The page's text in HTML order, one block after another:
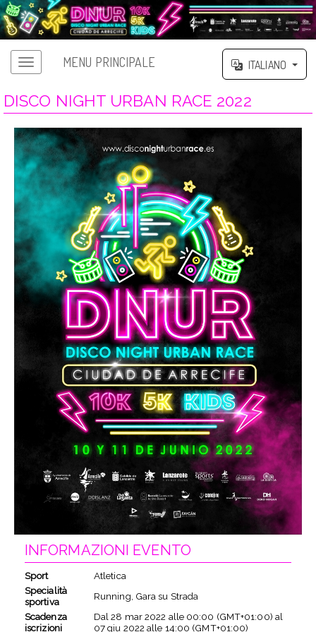
MENU PRINCIPALE ITALIANO
DISCO NIGHT URBAN RACE 2022
INFORMAZIONI EVENTO
Sport
Atletica
Specialità
sportiva
Running, Gara su Strada
Scadenza
iscrizioni
Dal28 mar 2022 alle 00:00 (GMT+01:00) al
07 giu 2022alle 14:00 (GMT+01:00)